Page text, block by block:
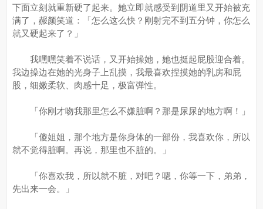
下面立刻就重新硬了起来。她立即就感受到阴道里又开始被充
满了，赧颜笑道：「怎么这么快？刚射完不到五分钟，你怎么
就又硬起来了？」
我嘿嘿笑着不说话，又开始操她，她也挺起屁股迎合着。
我边操边在她的光身子上乱摸，我最喜欢捏摸她的乳房和屁
股，细嫩柔软、肉感十足，极富弹性。
「你刚才吻我那里怎么不嫌脏啊？那是尿尿的地方啊！」
「傻姐姐，那个地方是你身体的一部份，我喜欢你，所以
就不觉得脏啊。再说，那里也不脏的。」
「你喜欢我，所以就不脏，对吧？嗯，你等一下，弟弟，
先出来一会。」